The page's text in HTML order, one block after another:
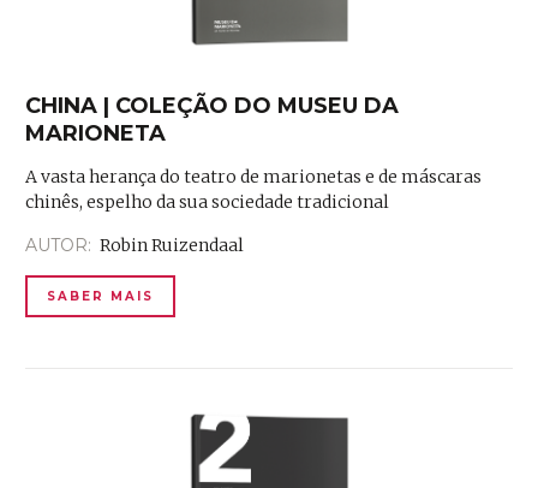
CHINA | COLEÇÃO DO MUSEU DA
MARIONETA
A vasta herança do teatro de marionetas e de máscaras
chinês, espelho da sua sociedade tradicional
AUTOR: Robin Ruizendaal
SABER MAIS